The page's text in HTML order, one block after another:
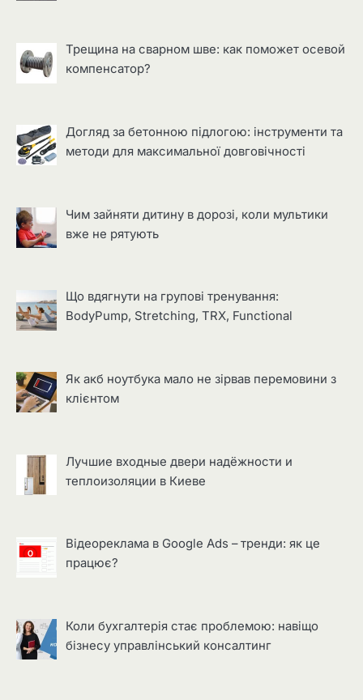
Трещина на сварном шве: как поможет осевой
компенсатор?
Догляд за бетонною підлогою: інструменти та
методи для максимальної довговічності
Чим зайняти дитину в дорозі, коли мультики
вже не рятують
Що вдягнути на групові тренування:
BodyPump, Stretching, TRX, Functional
Як акб ноутбука мало не зірвав перемовини з
клієнтом
Лучшие входные двери надёжности и
теплоизоляции в Киеве
Відеореклама в Google Ads – тренди: як це
працює?
Коли бухгалтерія стає проблемою: навіщо
бізнесу управлінський консалтинг